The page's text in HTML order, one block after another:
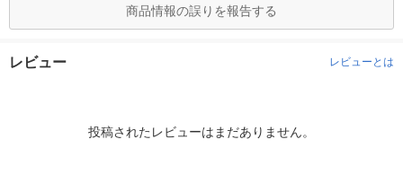
商品情報の誤りを報告する
レビュー レビューとは
投稿されたレビューはまだありません。